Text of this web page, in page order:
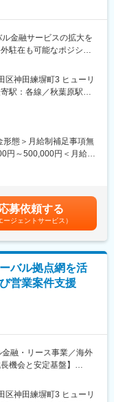
携。NTT等の有力パー
やM&A、パートナー開
とし、金融とサービス
す
金融サービスの拡大を
駐在も可能なポジショ
て、世界30以上の国と
後1～3年は東京本社で
応じて海外駐在の機会
企業に対して、IT機
ど多彩な業種を対象と
向け営業活動
ァイナンス事業の企画
携、パートナーシップ
協働）
事業（新規投資・進捗
籍し、グローバルに協
広い業務に挑戦でき、
区神田練塀町3 ヒューリ
駅：各線／秋葉原駅受
＞海外拠点いずれか住
屋内全面禁煙変更の範
形態＞月給制補足事項無
円～500,000円＜月給＞
定します。 住宅手当
84,000円／月賃金はあ
上下する可能性があり
です。
募依頼する
ージェントサービス）
バル拠点網を活
営業案件支援
金融・リース事業／海外
機会と安定基盤】
区神田練塀町3 ヒューリ